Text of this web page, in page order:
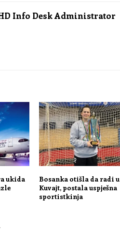
Info Desk Administrator
ukida
Bosanka otišla da radi u
Kuvajt, postala uspješna
sportistkinja